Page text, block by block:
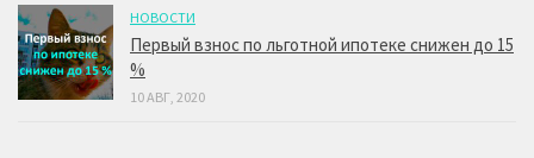
НОВОСТИ
Первый взнос по льготной ипотеке снижен до 15
%
10 АВГ, 2020